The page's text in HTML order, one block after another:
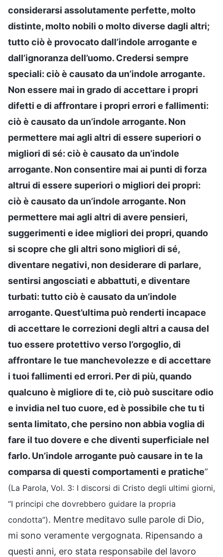
considerarsi assolutamente perfette, molto
distinte, molto nobili o molto diverse dagli altri;
tutto ciò è provocato dall’indole arrogante e
dall’ignoranza dell’uomo. Credersi sempre
speciali: ciò è causato da un’indole arrogante.
Non essere mai in grado di accettare i propri
difetti e di affrontare i propri errori e fallimenti:
ciò è causato da un’indole arrogante. Non
permettere mai agli altri di essere superiori o
migliori di sé: ciò è causato da un’indole
arrogante. Non consentire mai ai punti di forza
altrui di essere superiori o migliori dei propri:
ciò è causato da un’indole arrogante. Non
permettere mai agli altri di avere pensieri,
suggerimenti e idee migliori dei propri, quando
si scopre che gli altri sono migliori di sé,
diventare negativi, non desiderare di parlare,
sentirsi angosciati e abbattuti, e diventare
turbati: tutto ciò è causato da un’indole
arrogante. Quest’ultima può renderti incapace
di accettare le correzioni degli altri a causa del
tuo essere protettivo verso l’orgoglio, di
affrontare le tue manchevolezze e di accettare
i tuoi fallimenti ed errori. Per di più, quando
qualcuno è migliore di te, ciò può suscitare odio
e invidia nel tuo cuore, ed è possibile che tu ti
senta limitato, che persino non abbia voglia di
fare il tuo dovere e che diventi superficiale nel
farlo. Un’indole arrogante può causare in te la
comparsa di questi comportamenti e pratiche”
(La Parola, Vol. 3: I discorsi di Cristo degli ultimi giorni,
“I principi che dovrebbero guidare la propria
condotta”). Mentre meditavo sulle parole di Dio,
mi sono veramente vergognata. Ripensando a
questi anni, ero stata responsabile del lavoro